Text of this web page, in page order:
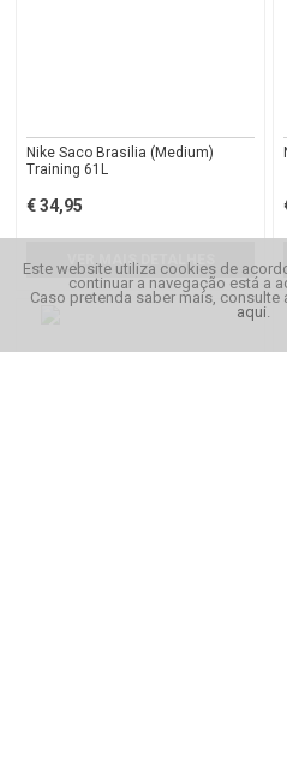
Nike Saco Brasilia (Medium)
Training 61L
€ 34,95
VER MAIS DETALHES
Este website utiliza cookies de
continuar a navegação está a
Caso pretenda saber mais, consulte
aqui.